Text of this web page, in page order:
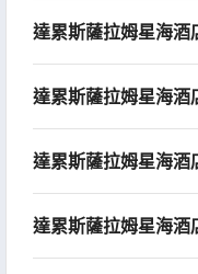
達累斯薩拉姆星海酒
達累斯薩拉姆星海酒
達累斯薩拉姆星海酒
達累斯薩拉姆星海酒